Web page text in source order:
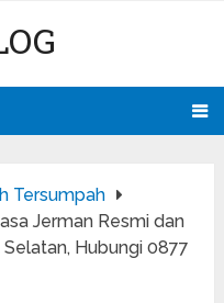
Tersumpah
Jerman Resmi dan
Hubungi 0877